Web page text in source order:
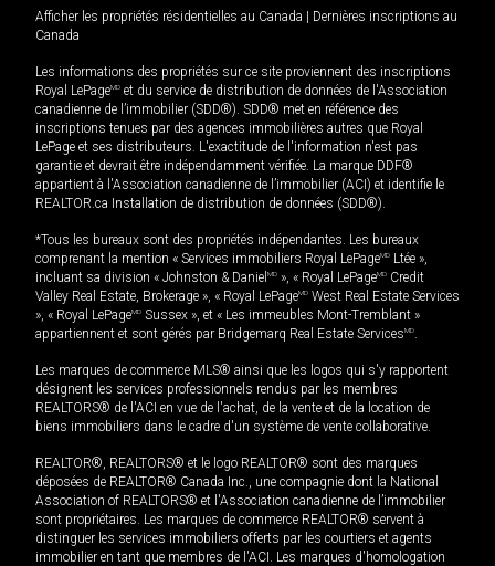
Afficher les propriétés résidentielles au Canada | Dernières inscriptions au
Canada
Les informations des propriétés sur ce site proviennent des inscriptions
Royal LePageMD et du service de distribution de données de l'Association
canadienne de l’immobilier (SDD®). SDD® met en référence des
inscriptions tenues par des agences immobilières autres que Royal
LePage et ses distributeurs. L'exactitude de l'information n'est pas
garantie et devrait être indépendamment vérifiée. La marque DDF®
appartient à l'Association canadienne de l’immobilier (ACI) et identifie le
REALTOR.ca Installation de distribution de données (SDD®).
*Tous les bureaux sont des propriétés indépendantes. Les bureaux
comprenant la mention « Services immobiliers Royal LePageMD Ltée »,
incluant sa division « Johnston & Daniel MD », « Royal LePageMD Credit
Valley Real Estate, Brokerage », « Royal LePageMD West Real Estate Services
», « Royal LePageMD Sussex », et « Les immeubles Mont-Tremblant »
appartiennent et sont gérés par Bridgemarq Real Estate ServicesMD
Les marques de commerce MLS® ainsi que les logos qui s'y rapportent
désignent les services professionnels rendus par les membres
REALTORS® de l'ACI en vue de l'achat, de la vente et de la location de
biens immobiliers dans le cadre d'un système de vente collaborative.
REALTOR®, REALTORS® et le logo REALTOR® sont des marques
déposées de REALTOR® Canada Inc., une compagnie dont la National
Association of REALTORS® et l'Association canadienne de l’immobilier
sont propriétaires. Les marques de commerce REALTOR® servent à
distinguer les services immobiliers offerts par les courtiers et agents
immobilier en tant que membres de l'ACI. Les marques d'homologation